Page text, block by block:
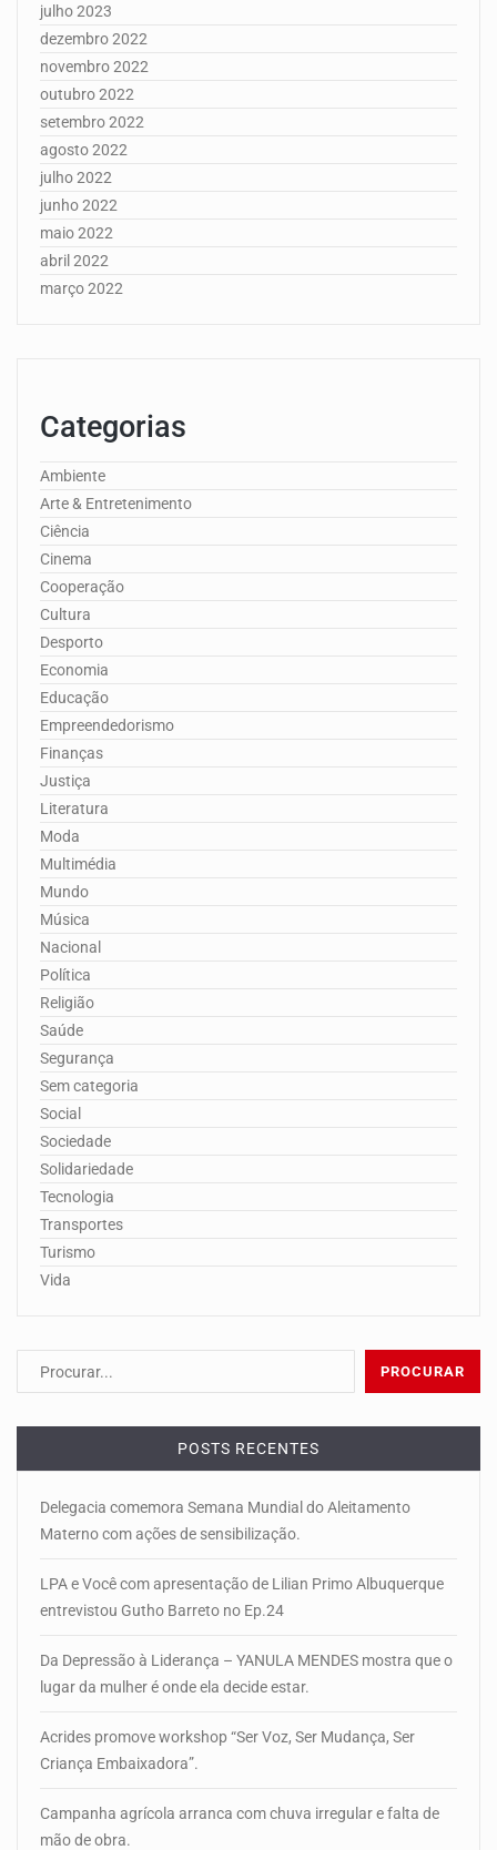
julho 2023
dezembro 2022
novembro 2022
outubro 2022
setembro 2022
agosto 2022
julho 2022
junho 2022
maio 2022
abril 2022
março 2022
Categorias
Ambiente
Arte & Entretenimento
Ciência
Cinema
Cooperação
Cultura
Desporto
Economia
Educação
Empreendedorismo
Finanças
Justiça
Literatura
Moda
Multimédia
Mundo
Música
Nacional
Política
Religião
Saúde
Segurança
Sem categoria
Social
Sociedade
Solidariedade
Tecnologia
Transportes
Turismo
Vida
POSTS RECENTES
Delegacia comemora Semana Mundial do Aleitamento
Materno com ações de sensibilização.
LPA e Você com apresentação de Lilian Primo Albuquerque
entrevistou Gutho Barreto no Ep.24
Da Depressão à Liderança – YANULA MENDES mostra que o
lugar da mulher é onde ela decide estar.
Acrides promove workshop “Ser Voz, Ser Mudança, Ser
Criança Embaixadora”.
Campanha agrícola arranca com chuva irregular e falta de
mão de obra.